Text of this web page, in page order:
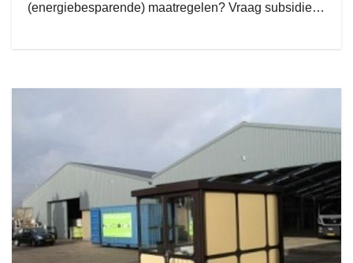
(energiebesparende) maatregelen? Vraag subsidie…